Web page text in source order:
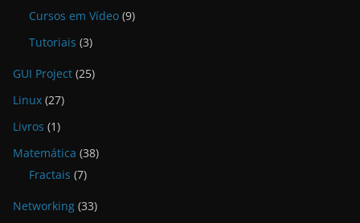
Cursos em Vídeo (9)
Tutoriais (3)
GUI Project (25)
Linux (27)
Livros (1)
Matemática (38)
Fractais (7)
Networking (33)